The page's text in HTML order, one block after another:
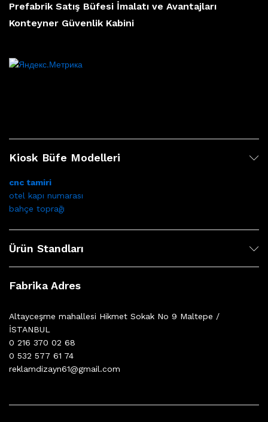
Prefabrik Satış Büfesi İmalatı ve Avantajları
Konteyner Güvenlik Kabini
Kiosk Büfe Modelleri
cnc tamiri
otel kapı numarası
bahçe toprağı
Ürün Standları
Fabrika Adres
Altayceşme mahallesi Hikmet Sokak No 9 Maltepe /
İSTANBUL
0 216 370 02 68
0 532 577 61 74
reklamdizayn61@gmail.com